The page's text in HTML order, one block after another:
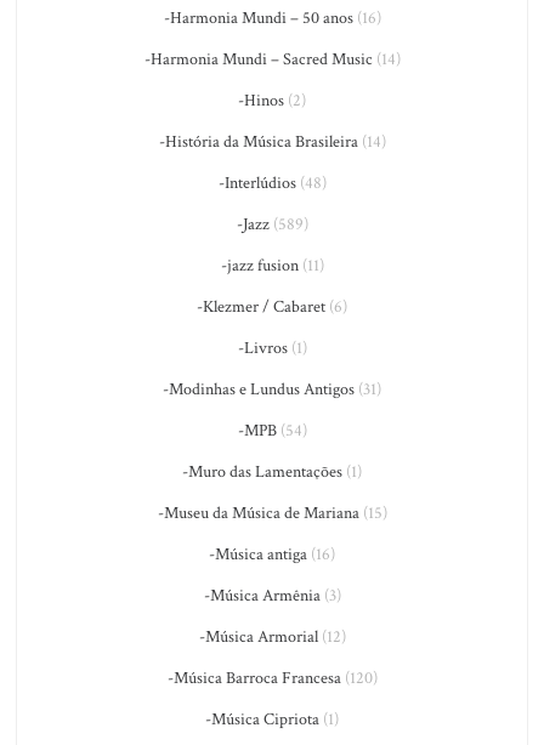
-Harmonia Mundi – 50 anos(16)
-Harmonia Mundi – Sacred Music (14)
-Hinos (2)
-História da Música Brasileira(14)
-Interlúdios(48)
-Jazz(589)
-jazz fusion(11)
-Klezmer / Cabaret (6)
-Livros(1)
-Modinhas e Lundus Antigos (31)
-MPB(54)
-Muro das Lamentações (1)
-Museu da Música de Mariana(15)
-Música antiga (16)
-Música Armênia(3)
-Música Armorial(12)
-Música Barroca Francesa(120)
-Música Cipriota (1)